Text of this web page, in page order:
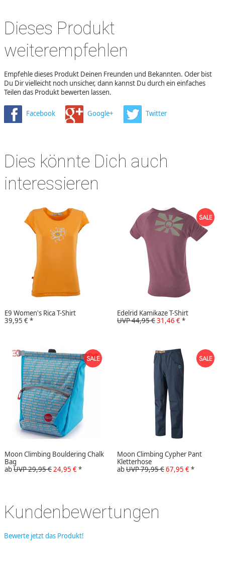
Dieses Produkt
weiterempfehlen
Empfehle dieses Produkt Deinen Freunden und Bekannten. Oder bist
Du Dir vielleicht noch unsicher, dann kannst Du durch ein einfaches
Teilen das Produkt bewerten lassen.
Facebook Google+ Twitter
Dies könnte Dich auch
interessieren
E9 Women's Rica T-Shirt
39,95 €*
Edelrid Kamikaze T-Shirt
UVP 44,95 €31,46 €*
Moon Climbing Bouldering Chalk
Bag
abUVP 29,95 €24,95 €*
Moon Climbing Cypher Pant
Kletterhose
abUVP 79,95 €67,95 €*
Kundenbewertungen
Bewerte jetzt das Produkt!